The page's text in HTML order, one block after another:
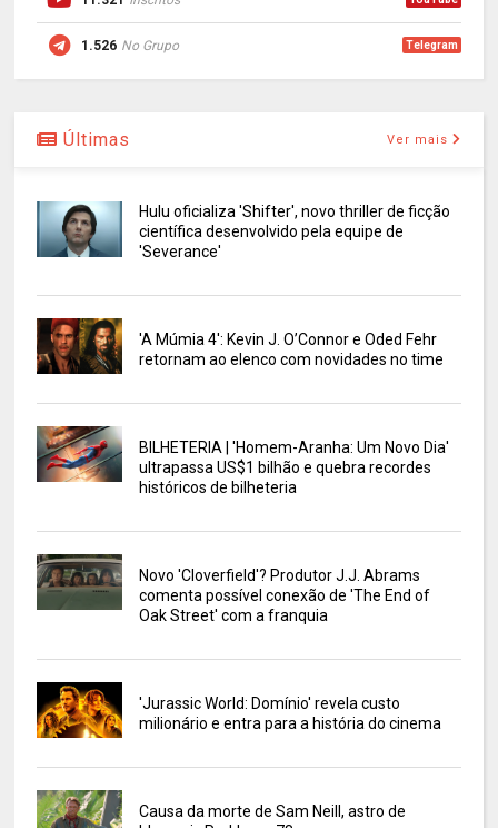
1.526 No Grupo Telegram
Últimas Ver mais
Hulu oficializa 'Shifter', novo thriller de ficção
científica desenvolvido pela equipe de
'Severance'
'A Múmia 4': Kevin J. O’Connor e Oded Fehr
retornam ao elenco com novidades no time
BILHETERIA | 'Homem-Aranha: Um Novo Dia'
ultrapassa US$1 bilhão e quebra recordes
históricos de bilheteria
Novo 'Cloverfield'? Produtor J.J. Abrams
comenta possível conexão de 'The End of
Oak Street' com a franquia
'Jurassic World: Domínio' revela custo
milionário e entra para a história do cinema
Causa da morte de Sam Neill, astro de